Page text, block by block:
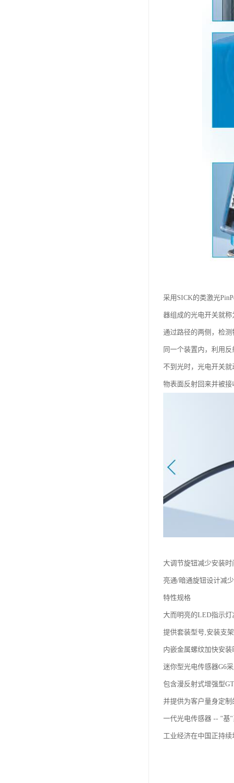
采用SICK的类激光
器组成的光电开关就
通过路径的两侧，检
同一个装置内，利用
不到光时，光电开关
物表面反射回来并被接
大调节旋钮减少安装时
亮通/暗通旋钮设计减
特性规格
大而明亮的LED指示
提供套装型号,安装支
内嵌金属螺纹加快安
迷你型光电传感器G6
包含漫反射式增强型
并提供为客户量身定
一代光电传感器 -- "基"
工业经济在中国正持